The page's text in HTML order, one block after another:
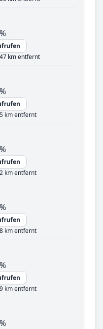
km entfernt
km entfernt
km entfernt
km entfernt
km entfernt